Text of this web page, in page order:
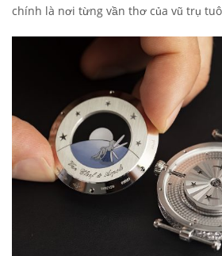
chính là nơi từng vần thơ của vũ trụ